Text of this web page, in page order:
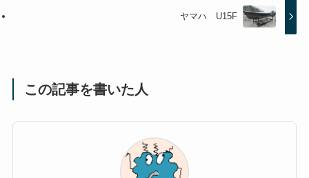
ヤマハ U15F
この記事を書いた人